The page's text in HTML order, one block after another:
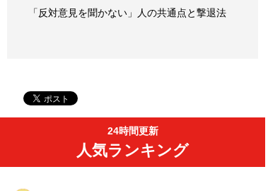
「反対意見を聞かない」人の共通点と撃退法
24時間更新
人気ランキング